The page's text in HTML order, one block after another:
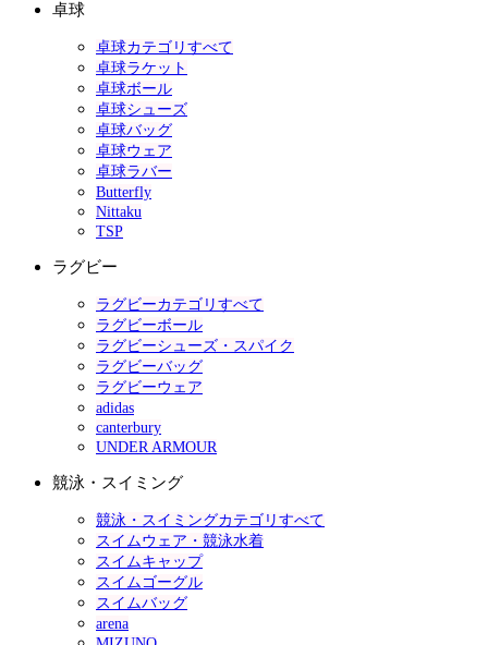
卓球
卓球カテゴリすべて
卓球ラケット
卓球ボール
卓球シューズ
卓球バッグ
卓球ウェア
卓球ラバー
Butterfly
Nittaku
TSP
ラグビー
ラグビーカテゴリすべて
ラグビーボール
ラグビーシューズ・スパイク
ラグビーバッグ
ラグビーウェア
adidas
canterbury
UNDER ARMOUR
競泳・スイミング
競泳・スイミングカテゴリすべて
スイムウェア・競泳水着
スイムキャップ
スイムゴーグル
スイムバッグ
arena